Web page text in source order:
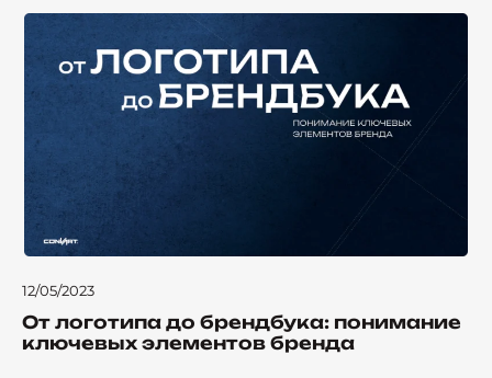
12/05/2023
От логотипа до брендбука: понимание
ключевых элементов бренда